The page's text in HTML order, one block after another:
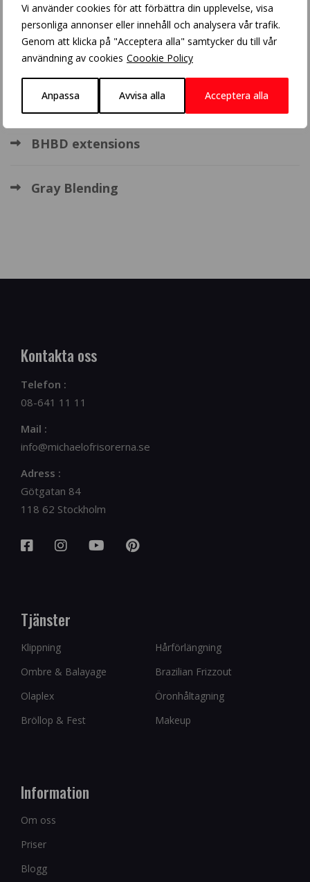
Vi använder cookies för att förbättra din upplevelse, visa
personliga annonser eller innehåll och analysera vår trafik.
Genom att klicka på "Acceptera alla" samtycker du till vår
användning av cookies Coookie Policy
Anpassa Avvisa alla Acceptera alla
Blonde balayage
Crazy Color
Balayage
BHBD extensions
Gray Blending
Kontakta oss
Telefon :
08-641 11 11
Mail :
info@michaelofrisorerna.se
Adress :
Götgatan 84
118 62 Stockholm
Tjänster
Klippning
Hårförlängning
Ombre & Balayage
Brazilian Frizzout
Olaplex
Öronhåltagning
Bröllop & Fest
Makeup
Information
Om oss
Priser
Blogg